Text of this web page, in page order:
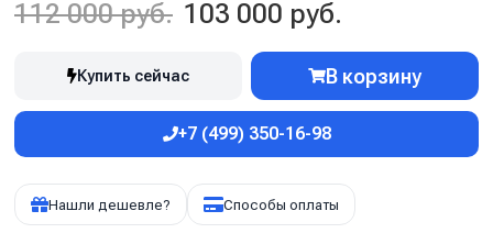
112 000 руб. 103 000 руб.
Купить сейчас В корзину
+7 (499) 350-16-98
Нашли дешевле? Способы оплаты